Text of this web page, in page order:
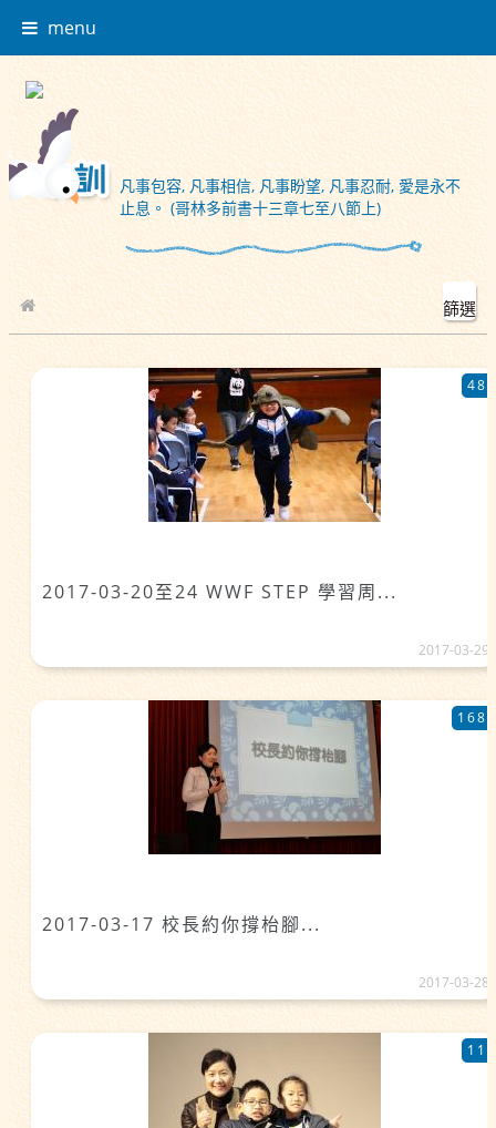
menu
凡事包容, 凡事相信, 凡事盼望, 凡事忍耐, 愛是永不
止息。 (哥林多前書十三章七至八節上)
校園相簿
篩選
2017-03-20至24 WWF STEP 學習周...
48
2017-03-29
2017-03-17 校長約你撐枱腳...
168
2017-03-28
11